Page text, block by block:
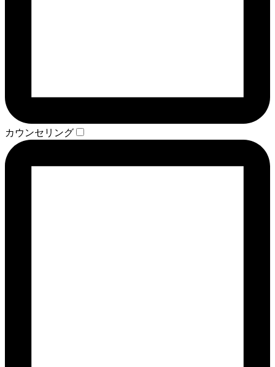
カウンセリング